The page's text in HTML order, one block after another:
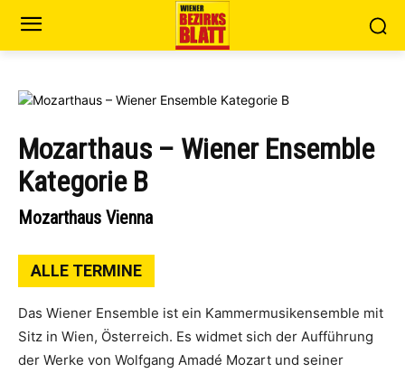
Mozarthaus – Wiener Ensemble
Kategorie B
Mozarthaus Vienna
ALLE TERMINE
Das Wiener Ensemble ist ein Kammermusikensemble mit
Sitz in Wien, Österreich. Es widmet sich der Aufführung
der Werke von Wolfgang Amadé Mozart und seiner